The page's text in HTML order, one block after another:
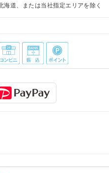
道、または当社指定エリアを除く